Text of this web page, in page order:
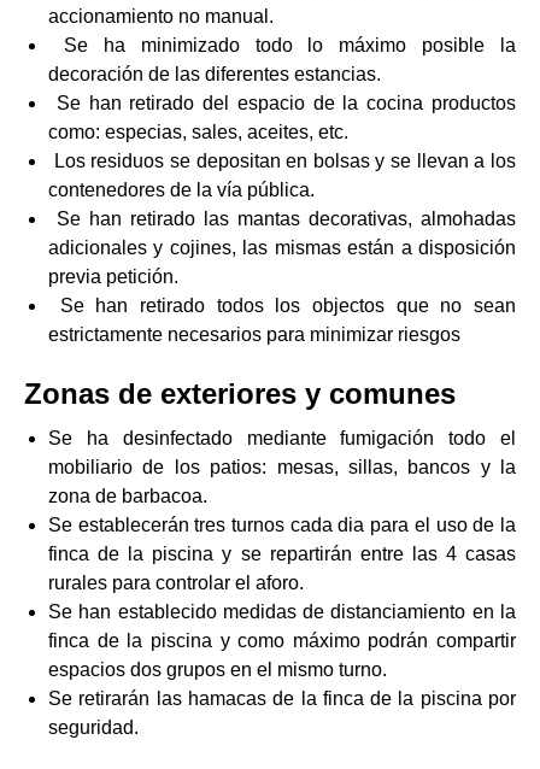
accionamiento no manual.
Se ha minimizado todo lo máximo posible la
decoración de las diferentes estancias.
Se han retirado del espacio de la cocina productos
como: especias, sales, aceites, etc.
Los residuos se depositan en bolsas y se llevan a los
contenedores de la vía pública.
Se han retirado las mantas decorativas, almohadas
adicionales y cojines, las mismas están a disposición
previa petición.
Se han retirado todos los objectos que no sean
estrictamente necesarios para minimizar riesgos
Zonas de exteriores y comunes
Se ha desinfectado mediante fumigación todo el
mobiliario de los patios: mesas, sillas, bancos y la
zona de barbacoa.
Se establecerán tres turnos cada dia para el uso de la
finca de la piscina y se repartirán entre las 4 casas
rurales para controlar el aforo.
Se han establecido medidas de distanciamiento en la
finca de la piscina y como máximo podrán compartir
espacios dos grupos en el mismo turno.
Se retirarán las hamacas de la finca de la piscina por
seguridad.